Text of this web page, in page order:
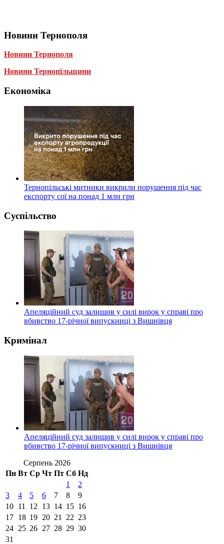
Новини Тернополя
Новини Тернополя
Новини Тернопільщини
Економіка
Тернопільські митники викрили порушення під час
експорту сої на понад 1 млн грн
Суспільство
Апеляційний суд залишив у силі вирок у справі про
вбивство 17-річної випускниці з Вишнівця
Кримінал
Апеляційний суд залишив у силі вирок у справі про
вбивство 17-річної випускниці з Вишнівця
Серпень 2026
Пн Вт Ср Чт Пт Сб Нд
1
2
3
4 5 6 7 8
9
10 11 12 13 14 15 16
17 18 19 20 21 22 23
24 25 26 27 28 29 30
31